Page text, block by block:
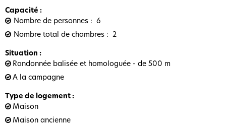
Capacité :
Nombre de personnes
6
Nombre total de chambres
2
Situation :
Randonnée balisée et homologuée - de 500 m
A la campagne
Type de logement :
Maison
Maison ancienne